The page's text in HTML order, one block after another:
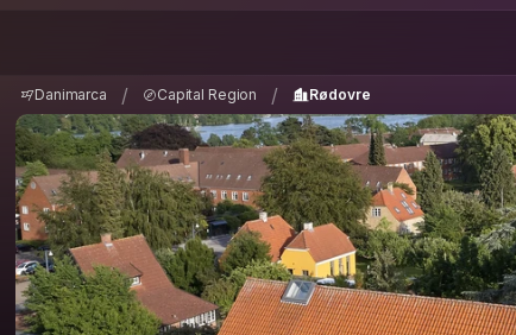
Danimarca / Capital Region / Rødovre